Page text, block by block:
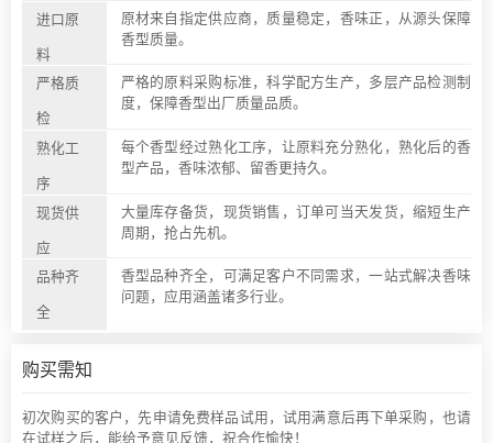
进口原
料
原材来自指定供应商，质量稳定，香味正，从源头保障
香型质量。
严格质
检
严格的原料采购标准，科学配方生产，多层产品检测制
度，保障香型出厂质量品质。
熟化工
序
每个香型经过熟化工序，让原料充分熟化，熟化后的香
型产品，香味浓郁、留香更持久。
现货供
应
大量库存备货，现货销售，订单可当天发货，缩短生产
周期，抢占先机。
品种齐
全
香型品种齐全，可满足客户不同需求，一站式解决香味
问题，应用涵盖诸多行业。
购买需知
初次购买的客户，先申请免费样品试用，试用满意后再下单采购，也请
在试样之后，能给予意见反馈，祝合作愉快！